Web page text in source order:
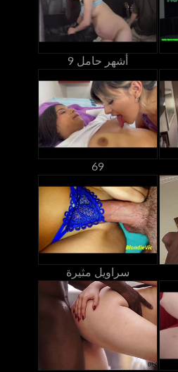
9 أشهر حامل
69
سراويل مثيرة